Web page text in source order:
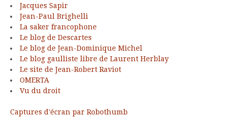
Jacques Sapir
Jean-Paul Brighelli
La saker francophone
Le blog de Descartes
Le blog de Jean-Dominique Michel
Le blog gaulliste libre de Laurent Herblay
Le site de Jean-Robert Raviot
OMERTA
Vu du droit
Captures d'écran par Robothumb